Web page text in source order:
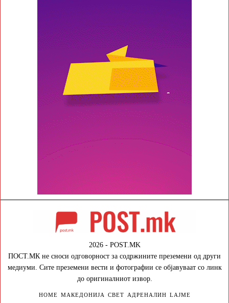
2026 - POST.MK
ПОСТ.МК не сноси одговорност за содржините преземени од други
медиуми. Сите преземени вести и фотографии се објавуваат со линк
до оригиналниот извор.
HOME МАКЕДОНИЈА СВЕТ АДРЕНАЛИН LAJME